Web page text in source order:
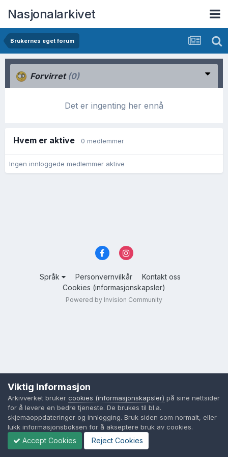
Nasjonalarkivet
Brukernes eget forum
Forvirret (0)
Det er ingenting her ennå
Hvem er aktive 0 medlemmer
Ingen innloggede medlemmer aktive
Språk Personvernvilkår
Kontakt oss
Cookies (informasjonskapsler)
Powered by Invision Community
Viktig Informasjon
Arkivverket bruker cookies (informasjonskapsler) på sine nettsider
for å levere en bedre tjeneste. De brukes til bl.a.
skjemaoppdateringer og innlogging. Bruk siden som normalt, eller
lukk informasjonsboksen for å akseptere bruk av cookies.
Accept Cookies Reject Cookies